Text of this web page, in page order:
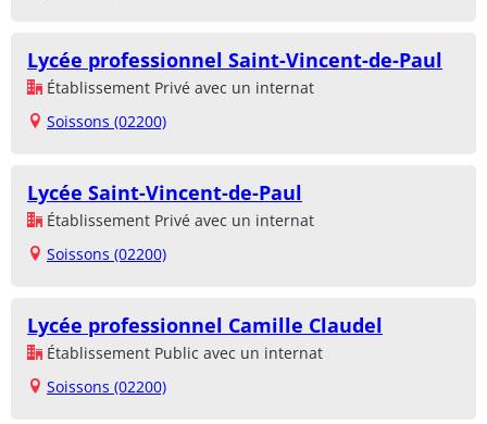
Lycée professionnel Saint-Vincent-de-Paul
Établissement Privé avec un internat
Soissons (02200)
Lycée Saint-Vincent-de-Paul
Établissement Privé avec un internat
Soissons (02200)
Lycée professionnel Camille Claudel
Établissement Public avec un internat
Soissons (02200)